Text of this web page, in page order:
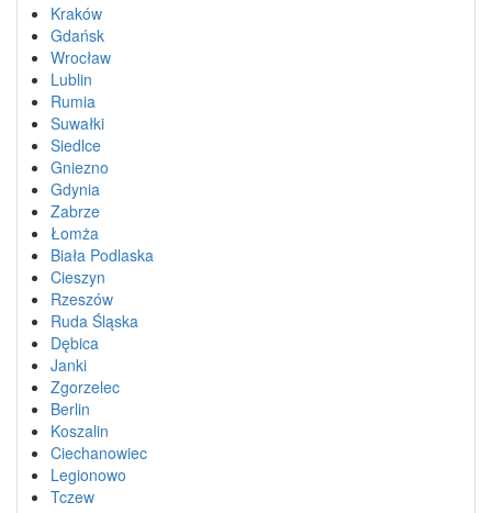
Kraków
Gdańsk
Wrocław
Lublin
Rumia
Suwałki
Siedlce
Gniezno
Gdynia
Zabrze
Łomża
Biała Podlaska
Cieszyn
Rzeszów
Ruda Śląska
Dębica
Janki
Zgorzelec
Berlin
Koszalin
Ciechanowiec
Legionowo
Tczew